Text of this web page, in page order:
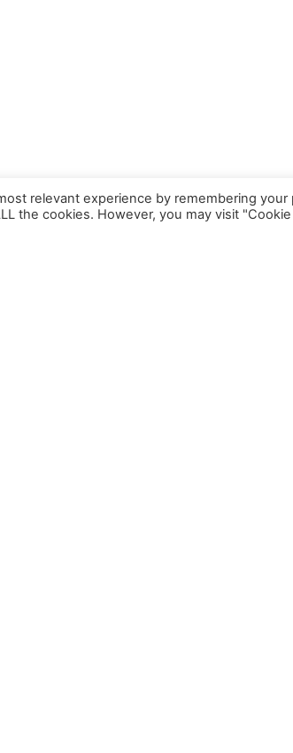
relevant experience by remembering
the cookies. However, you may visit